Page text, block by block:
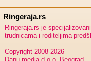
Ringeraja.rs
Ringeraja.rs je
trudnicama i roditeljima
Copyright 2008-2026
Danu media d.o.o. Beograd